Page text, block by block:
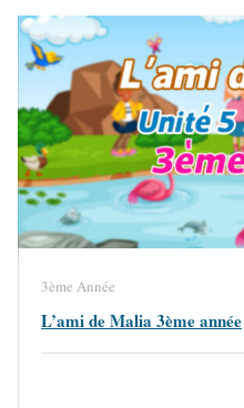
3ème Année
L’ami de Malia 3ème année